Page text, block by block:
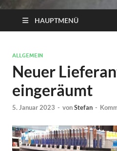
HAUPTMENÜ
ALLGEMEIN
Neuer
eingeräumt
5. Januar 2023 - vonStefan -